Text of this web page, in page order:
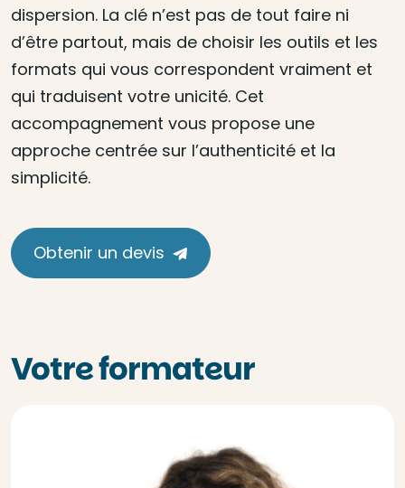
dispersion. La clé n’est pas de tout faire ni
d’être partout, mais de choisir les outils et les
formats qui vous correspondent vraiment et
qui traduisent votre unicité. Cet
accompagnement vous propose une
approche centrée sur l’authenticité et la
simplicité.
Obtenir un devis
Votre formateur